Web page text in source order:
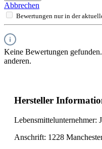
Abbrechen
Bewertungen nur in der
Keine Bewertungen
anderen.
Hersteller
Lebensmittelunternehmer:
Anschrift: 1228